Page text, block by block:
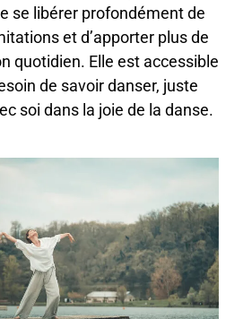
se libérer profondément de
et d’apporter plus de
quotidien. Elle est accessible
de savoir danser, juste
soi dans la joie de la danse.